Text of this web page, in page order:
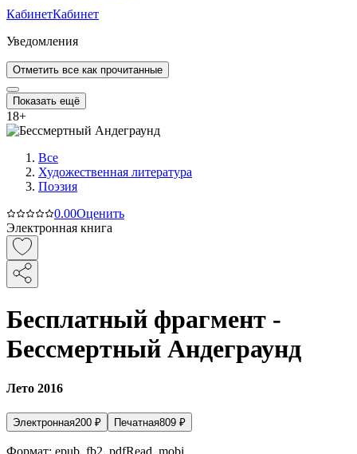
КабинетКабинет
Уведомления
Отметить все как прочитанные
Показать ещё
18+
Все
Художественная литература
Поэзия
0.00Оценить
Электронная книга
Бесплатный фрагмент -
Бессмертный Андеграунд
Лето 2016
Электронная200 ₽ Печатная809 ₽